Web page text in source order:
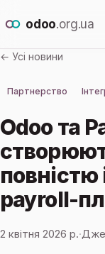
odoo.org.ua
Для кого
Новини
Впровадження
← Усі новини
Партнерство
Odoo та
повністю
payroll-
2 квітня 2026 р.·